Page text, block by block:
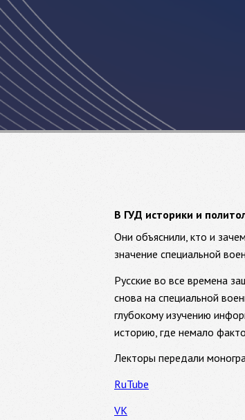
В ГУД историки и
Они объяснили, кто и
значение специальной
Русские во все времена
снова на специальной
глубокому изучению
историю, где немало
Лекторы передали
RuTube
VK